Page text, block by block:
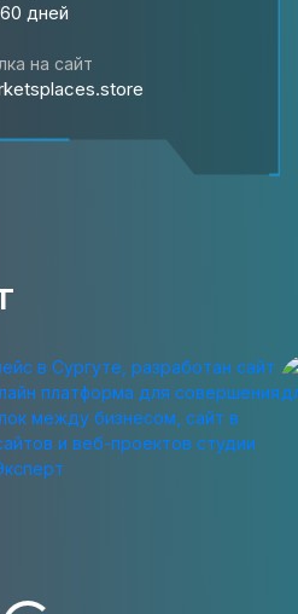
дней
на сайт